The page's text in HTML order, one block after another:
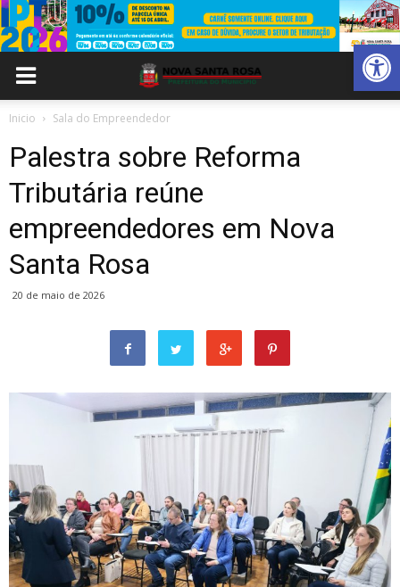
Abrir
Inicio Sala do Empreendedor
Palestra sobre Reforma
Tributária reúne
empreendedores em Nova
Santa Rosa
20 de maio de 2026